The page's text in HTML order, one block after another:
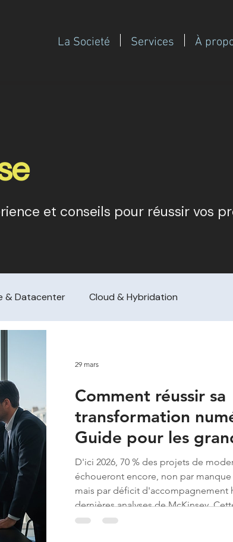
La Societé Services À
et conseils pour réussir vos
& Datacenter Cloud & Hybridation
conseil (guides dirigeants FinOps & Green IT
& croissa Pilotage financier / performance op
M&A / intégration IT Gestion de programme/
29 mars
Comment réussir sa
transformation
Guide pour les
entreprises
D'ici 2026, 70 % des projets de
échoueront encore, non par
mais par déficit d'accompagnement
dernières analyses de McKinsey.
souligne l'enjeu majeur auquel vous